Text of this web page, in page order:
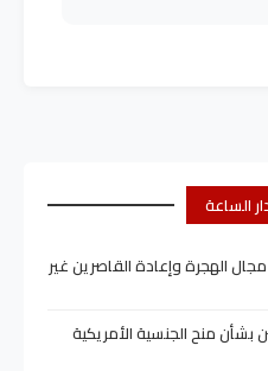
الساعة
الهجرة وإعادة القاصرين غير
بشأن منح الجنسية الأمريكية